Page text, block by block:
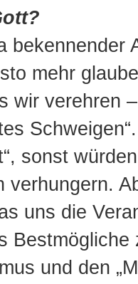
bekennender
mehr
wir verehren
sonst
verhungern.
uns die
Bestmögliche
und den